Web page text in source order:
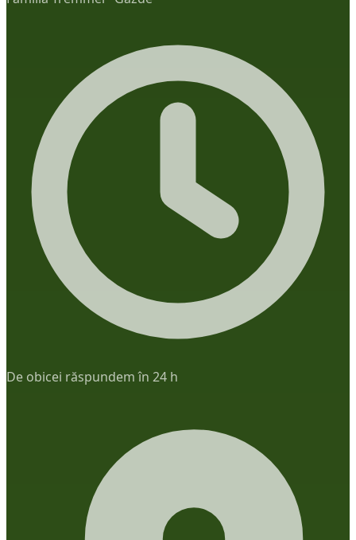
De obicei răspundem în 24 h